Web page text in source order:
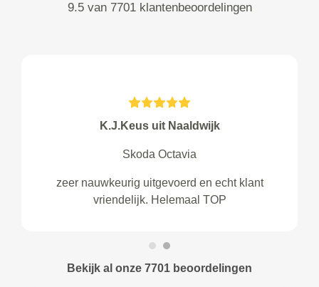
9.5 van 7701 klantenbeoordelingen
K.J.Keus uit Naaldwijk
Skoda Octavia
zeer nauwkeurig uitgevoerd en echt klant
vriendelijk. Helemaal TOP
Bekijk al onze 7701 beoordelingen